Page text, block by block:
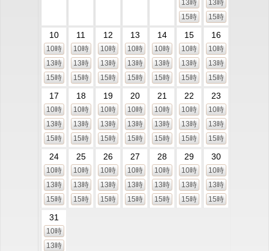
13時
15時
13時
15時
10
10時
13時
15時
11
10時
13時
15時
12
10時
13時
15時
13
10時
13時
15時
14
10時
13時
15時
15
10時
13時
15時
16
10時
13時
15時
17
10時
13時
15時
18
10時
13時
15時
19
10時
13時
15時
20
10時
13時
15時
21
10時
13時
15時
22
10時
13時
15時
23
10時
13時
15時
24
10時
13時
15時
25
10時
13時
15時
26
10時
13時
15時
27
10時
13時
15時
28
10時
13時
15時
29
10時
13時
15時
30
10時
13時
15時
31
10時
13時